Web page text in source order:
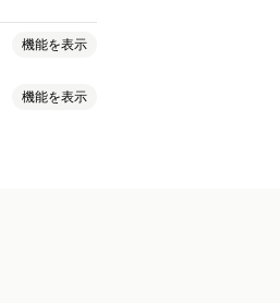
機能を表示
機能を表示